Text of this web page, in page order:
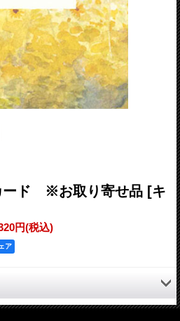
ード ※お取り寄せ品 [キ
円(税込)
ア
を届けてみませんか？